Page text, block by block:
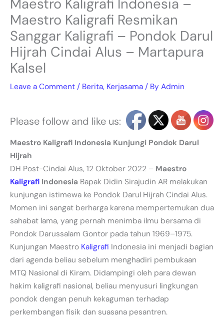
Maestro Kaligrafi Indonesia –
Maestro Kaligrafi Resmikan
Sanggar Kaligrafi – Pondok Darul
Hijrah Cindai Alus – Martapura
Kalsel
Leave a Comment / Berita, Kerjasama / By Admin
Please follow and like us:
Maestro Kaligrafi Indonesia Kunjungi Pondok Darul
Hijrah
DH Post-Cindai Alus, 12 Oktober 2022 – Maestro
Kaligrafi Indonesia Bapak Didin Sirajudin AR melakukan
kunjungan istimewa ke Pondok Darul Hijrah Cindai Alus.
Momen ini sangat berharga karena mempertemukan dua
sahabat lama, yang pernah menimba ilmu bersama di
Pondok Darussalam Gontor pada tahun 1969–1975.
Kunjungan Maestro Kaligrafi Indonesia ini menjadi bagian
dari agenda beliau sebelum menghadiri pembukaan
MTQ Nasional di Kiram. Didampingi oleh para dewan
hakim kaligrafi nasional, beliau menyusuri lingkungan
pondok dengan penuh kekaguman terhadap
perkembangan fisik dan suasana pesantren.